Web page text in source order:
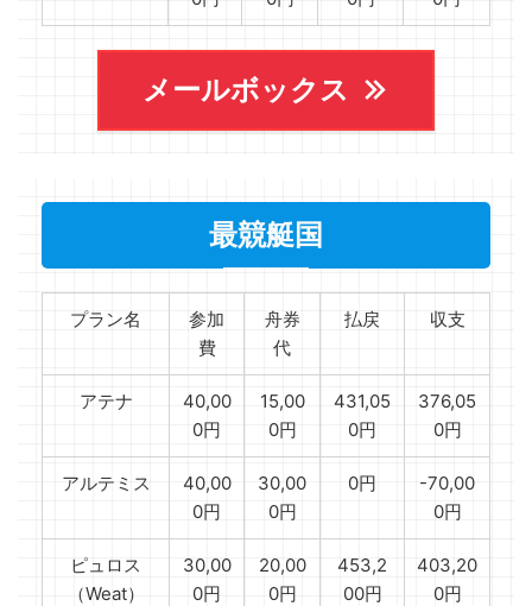
メールボックス
最競艇国
プラン名
参加
費
舟券
代
払戻 収支
アテナ
40,00
0円
15,00
0円
431,05
0円
376,05
0円
アルテミス
40,00
0円
30,00
0円
0円
-70,00
0円
ピュロス
（Weat）
30,00
0円
20,00
0円
453,2
00円
403,20
0円